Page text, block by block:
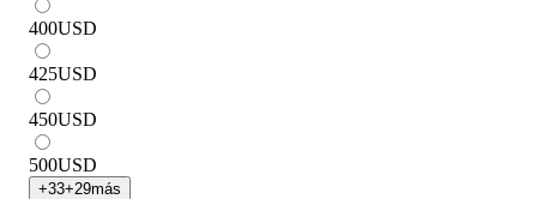
400USD
425USD
450USD
500USD
+33+29más